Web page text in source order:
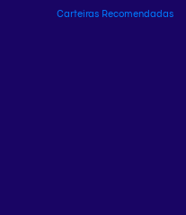
Carteiras Recomendadas